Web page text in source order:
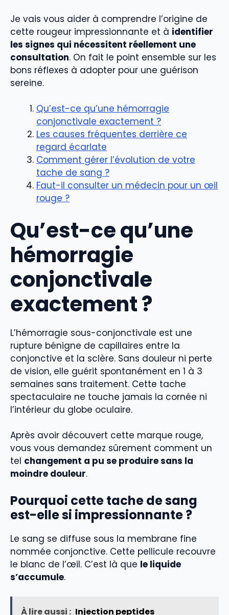
Je vais vous aider à comprendre l’origine de
cette rougeur impressionnante et à identifier
les signes qui nécessitent réellement une
consultation. On fait le point ensemble sur les
bons réflexes à adopter pour une guérison
sereine.
Qu’est-ce qu’une hémorragie
conjonctivale exactement ?
Les causes fréquentes derrière ce
regard écarlate
Comment gérer l’évolution de votre
tache de sang ?
Faut-il consulter un médecin pour un œil
rouge ?
Qu’est-ce qu’une
hémorragie
conjonctivale
exactement ?
L’hémorragie sous-conjonctivale est une
rupture bénigne de capillaires entre la
conjonctive et la sclère. Sans douleur ni perte
de vision, elle guérit spontanément en 1 à 3
semaines sans traitement. Cette tache
spectaculaire ne touche jamais la cornée ni
l’intérieur du globe oculaire.
Après avoir découvert cette marque rouge,
vous vous demandez sûrement comment un
tel changement a pu se produire sans la
moindre douleur.
Pourquoi cette tache de sang
est-elle si impressionnante ?
Le sang se diffuse sous la membrane fine
nommée conjonctive. Cette pellicule recouvre
le blanc de l’œil. C’est là que le liquide
s’accumule.
À lire aussi : Injection peptides